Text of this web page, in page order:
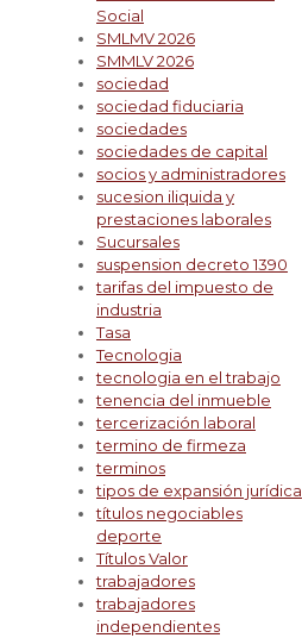
Social
SMLMV 2026
SMMLV 2026
sociedad
sociedad fiduciaria
sociedades
sociedades de capital
socios y administradores
sucesion iliquida y
prestaciones laborales
Sucursales
suspension decreto 1390
tarifas del impuesto de
industria
Tasa
Tecnologia
tecnologia en el trabajo
tenencia del inmueble
tercerización laboral
termino de firmeza
terminos
tipos de expansión jurídica
títulos negociables
deporte
Títulos Valor
trabajadores
trabajadores
independientes